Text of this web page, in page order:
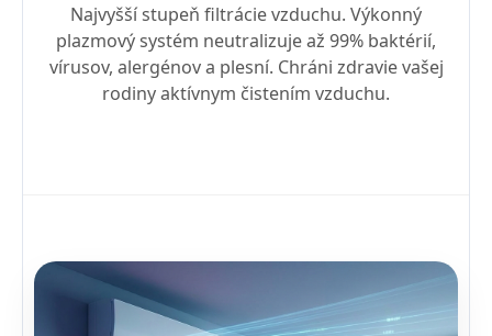
Najvyšší stupeň filtrácie vzduchu. Výkonný
plazmový systém neutralizuje až 99% baktérií,
vírusov, alergénov a plesní. Chráni zdravie vašej
rodiny aktívnym čistením vzduchu.